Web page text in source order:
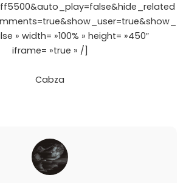
» width= »100% » height= »450″
iframe= »true » /]
Cabza